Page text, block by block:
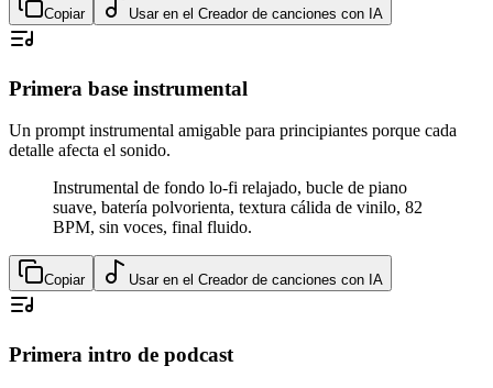
Copiar Usar en el Creador de canciones con IA
Primera base instrumental
Un prompt instrumental amigable para principiantes porque cada
detalle afecta el sonido.
Instrumental de fondo lo-fi relajado, bucle de piano
suave, batería polvorienta, textura cálida de vinilo, 82
BPM, sin voces, final fluido.
Copiar Usar en el Creador de canciones con IA
Primera intro de podcast